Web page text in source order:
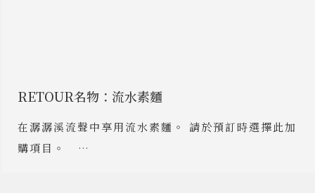
RETOUR名物：流水素麵
在潺潺溪流聲中享用流水素麵。 請於預訂時選擇此加
購項目。 …